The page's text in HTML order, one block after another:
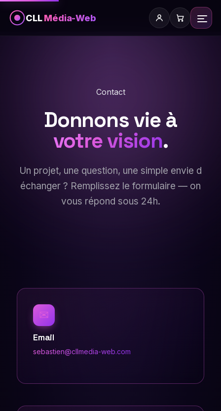
Contact
Donnons vie à
votre vision.
Un projet, une question, une simple envie d
échanger ? Remplissez le formulaire — on
vous répond sous 24h.
✉
Email
sebastien@cllmedia-web.com
CLLMédia-Web